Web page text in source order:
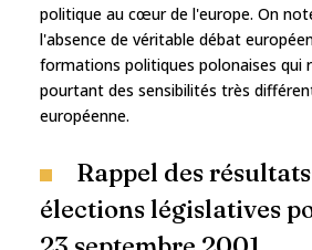
politique au cœur de l'europe. On
l'absence de véritable débat
formations politiques polonaises qui
pourtant des sensibilités très
européenne.
Rappel des
élections législatives